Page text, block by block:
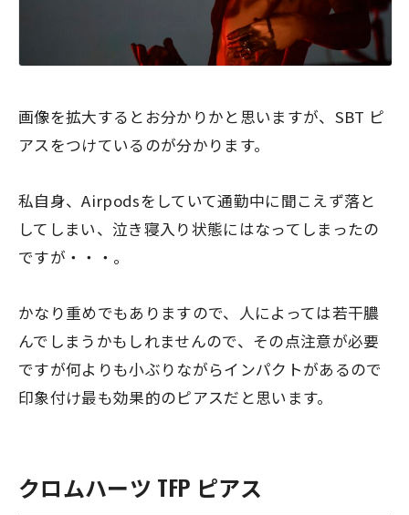
画像を拡大するとお分かりかと思いますが、SBT ピ
アスをつけているのが分かります。
私自身、Airpodsをしていて通勤中に聞こえず落と
してしまい、泣き寝入り状態にはなってしまったの
ですが・・・。
かなり重めでもありますので、人によっては若干膿
んでしまうかもしれませんので、その点注意が必要
ですが何よりも小ぶりながらインパクトがあるので
印象付け最も効果的のピアスだと思います。
クロムハーツ TFP ピアス